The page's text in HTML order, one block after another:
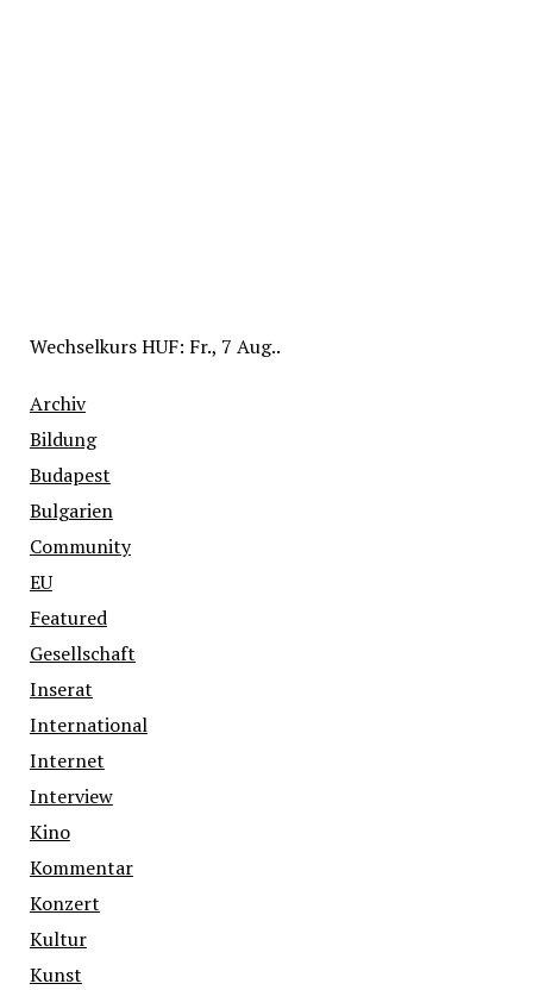
WechselkursHUF: Fr., 7 Aug..
Archiv
Bildung
Budapest
Bulgarien
Community
EU
Featured
Gesellschaft
Inserat
International
Internet
Interview
Kino
Kommentar
Konzert
Kultur
Kunst